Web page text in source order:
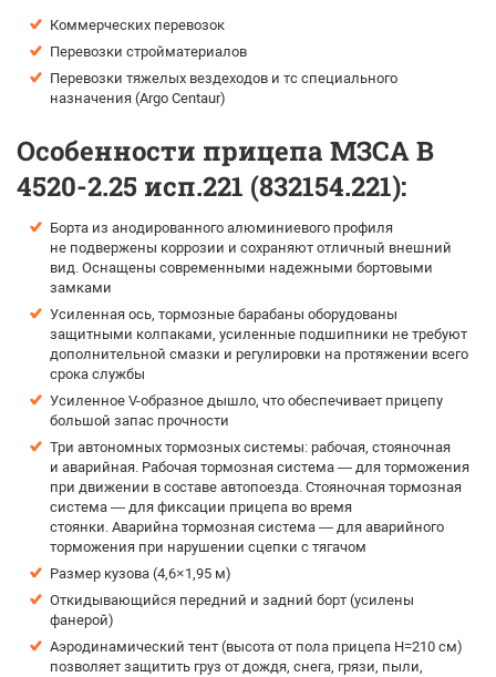
Коммерческих перевозок
Перевозки стройматериалов
Перевозки тяжелых вездеходов и тс специального
назначения (Argo Centaur)
Особенности прицепа МЗСА B
4520-2.25 исп.221 (832154.221):
Борта из анодированного алюминиевого профиля
не подвержены коррозии и сохраняют отличный внешний
вид. Оснащены современными надежными бортовыми
замками
Усиленная ось, тормозные барабаны оборудованы
защитными колпаками, усиленные подшипники не требуют
дополнительной смазки и регулировки на протяжении всего
срока службы
Усиленное V-образное дышло, что обеспечивает прицепу
большой запас прочности
Три автономных тормозных системы: рабочая, стояночная
и аварийная. Рабочая тормозная система — для торможения
при движении в составе автопоезда. Стояночная тормозная
система — для фиксации прицепа во время
стоянки. Аварийна тормозная система — для аварийного
торможения при нарушении сцепки с тягачом
Размер кузова (4,6×1,95 м)
Откидывающийся передний и задний борт (усилены
фанерой)
Аэродинамический тент (высота от пола прицепа H=210 см)
позволяет защитить груз от дождя, снега, грязи, пыли,